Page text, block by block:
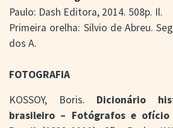
Paulo: Dash Editora, 2014. 508p. Il.
Primeira orelha: Silvio de Abreu.
dos A.
FOTOGRAFIA
KOSSOY, Boris. Dicionário
brasileiro – Fotógrafos e